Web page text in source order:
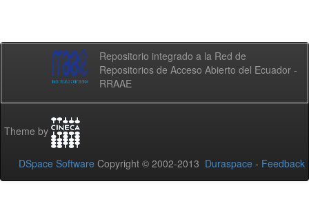
Repositorio integrado a la Red de
Repositorios de Acceso Abierto del Ecuador -
RRAAE
Theme by
DSpace Software Copyright © 2002-2013 Duraspace - Feedback